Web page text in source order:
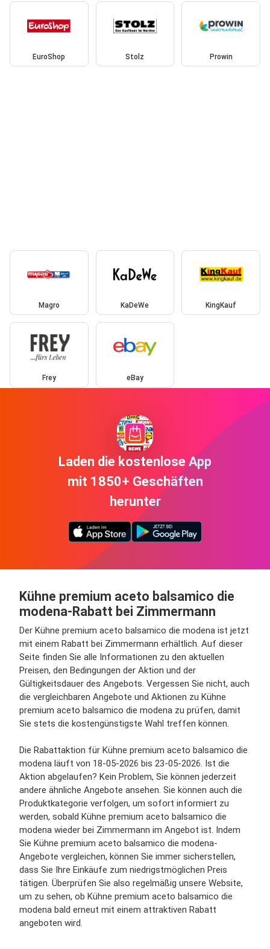
EuroShop Stolz Prowin
Magro KaDeWe KingKauf
Frey eBay
Laden die kostenlose App
mit 1850+ Geschäften
herunter
Kühne premium aceto balsamico die
modena-Rabatt bei Zimmermann
Der Kühne premium aceto balsamico die modena ist jetzt
mit einem Rabatt bei Zimmermann erhältlich. Auf dieser
Seite finden Sie alle Informationen zu den aktuellen
Preisen, den Bedingungen der Aktion und der
Gültigkeitsdauer des Angebots. Vergessen Sie nicht, auch
die vergleichbaren Angebote und Aktionen zu Kühne
premium aceto balsamico die modena zu prüfen, damit
Sie stets die kostengünstigste Wahl treffen können.
Die Rabattaktion für Kühne premium aceto balsamico die
modena läuft von 18-05-2026 bis 23-05-2026. Ist die
Aktion abgelaufen? Kein Problem, Sie können jederzeit
andere ähnliche Angebote ansehen. Sie können auch die
Produktkategorie verfolgen, um sofort informiert zu
werden, sobald Kühne premium aceto balsamico die
modena wieder bei Zimmermann im Angebot ist. Indem
Sie Kühne premium aceto balsamico die modena-
Angebote vergleichen, können Sie immer sicherstellen,
dass Sie Ihre Einkäufe zum niedrigstmöglichen Preis
tätigen. Überprüfen Sie also regelmäßig unsere Website,
um zu sehen, ob Kühne premium aceto balsamico die
modena bald erneut mit einem attraktiven Rabatt
angeboten wird.